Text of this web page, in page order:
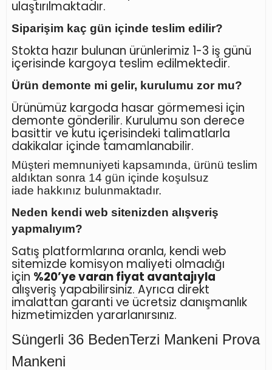
ulaştırılmaktadır.
Siparişim kaç gün içinde teslim edilir?
Stokta hazır bulunan ürünlerimiz 1-3 iş günü
içerisinde kargoya teslim edilmektedir.
Ürün demonte mi gelir, kurulumu zor mu?
Ürünümüz kargoda hasar görmemesi için
demonte gönderilir. Kurulumu son derece
basittir ve kutu içerisindeki talimatlarla
dakikalar içinde tamamlanabilir.
Müşteri memnuniyeti kapsamında, ürünü teslim
aldıktan sonra 14 gün içinde koşulsuz
iade hakkınız bulunmaktadır.
Neden kendi web sitenizden alışveriş
yapmalıyım?
Satış platformlarına oranla, kendi web
sitemizde komisyon maliyeti olmadığı
için %20’ye varan fiyat avantajıyla
alışveriş yapabilirsiniz. Ayrıca direkt
imalattan garanti ve ücretsiz danışmanlık
hizmetimizden yararlanırsınız.
Süngerli 36 BedenTerzi Mankeni Prova
Mankeni